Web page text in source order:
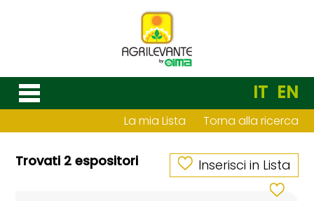
IT EN
La mia Lista Torna alla ricerca
Trovati 2 espositori Inserisci in Lista